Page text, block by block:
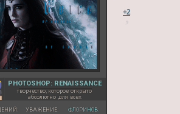
PHOTOSHOP: RENAISSANCE
творчество, которое открыто
абсолютно для всех
УВАЖЕНИЕ:
ФЛОРИНОВ:
+2